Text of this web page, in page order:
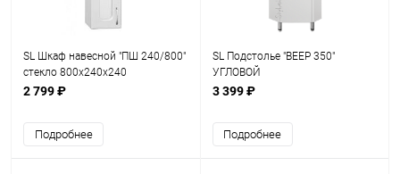
SL Шкаф навесной "ПШ 240/800"
стекло 800х240х240
2 799 ₽
Подробнее
SL Подстолье "ВЕЕР 350"
УГЛОВОЙ
3 399 ₽
Подробнее